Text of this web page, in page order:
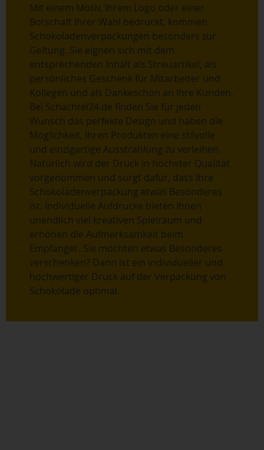
Mit einem Motiv, Ihrem Logo oder einer
Botschaft Ihrer Wahl bedruckt, kommen
Schokoladenverpackungen besonders zur
Geltung. Sie eignen sich mit dem
entsprechenden Inhalt als Streuartikel, als
persönliches Geschenk für Mitarbeiter und
Kollegen und als Dankeschön an Ihre Kunden.
Bei Schachtel24.de finden Sie für jeden
Wunsch das perfekte Design und haben die
Möglichkeit, Ihren Produkten eine stilvolle
und einzigartige Ausstrahlung zu verleihen.
Natürlich wird der Druck in höchster Qualität
vorgenommen und sorgt dafür, dass Ihre
Schokoladenverpackung etwas Besonderes
ist. Individuelle Aufdrucke bieten Ihnen
unendlich viel kreativen Spielraum und
erhöhen die Aufmerksamkeit beim
Empfänger. Sie möchten etwas Besonderes
verschenken? Dann ist ein individueller und
hochwertiger Druck auf der Verpackung von
Schokolade optimal.